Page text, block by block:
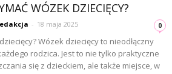
WÓZEK DZIECIĘCY?
- 18 maja 2025 0
Wózek dziecięcy to nieodłączny
rodzica. Jest to nie tylko praktyczne
się z dzieckiem, ale także miejsce, w